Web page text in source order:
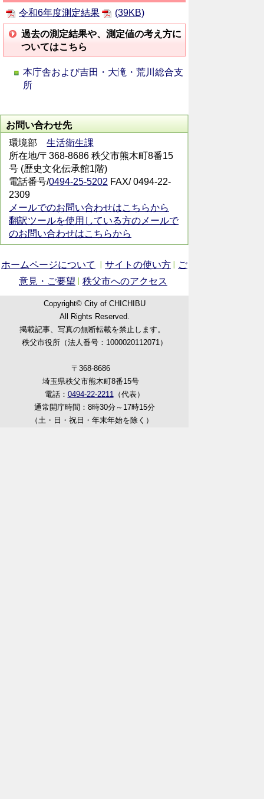
令和6年度測定結果 (39KB)
過去の測定結果や、測定値の考え方に
ついてはこちら
本庁舎および吉田・大滝・荒川総合支
所
お問い合わせ先
環境部 生活衛生課
所在地/〒368-8686 秩父市熊木町8番15
号 (歴史文化伝承館1階)
電話番号/0494-25-5202 FAX/ 0494-22-
2309
メールでのお問い合わせはこちらから
翻訳ツールを使用している方のメールで
のお問い合わせはこちらから
ホームページについて サイトの使い方
ご
意見・ご要望
秩父市へのアクセス
Copyright© City of CHICHIBU
All Rights Reserved.
掲載記事、写真の無断転載を禁止します。
秩父市役所（法人番号：1000020112071）
〒368-8686
埼玉県秩父市熊木町8番15号
電話： 0494-22-2211
（代表）
通常開庁時間：8時30分～17時15分
（土・日・祝日・年末年始を除く）